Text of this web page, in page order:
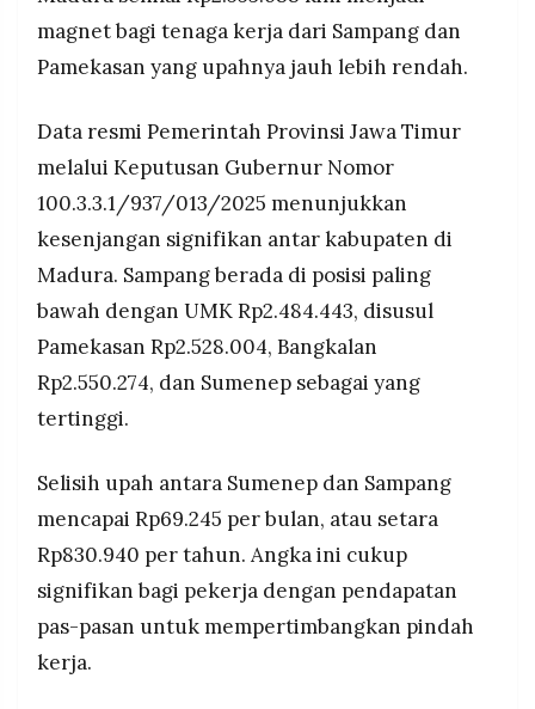
PRAMUDITA
©
Resolusi.co
2026
RESOLUSI
PRAMUDITA
agresif tarik investasi dan kembangkan sektor
unggulan agar bisa bersaing menawarkan upah
kompetitif.
magnet bagi tenaga kerja dari Sampang dan
Pamekasan yang upahnya jauh lebih rendah.
Data resmi Pemerintah Provinsi Jawa Timur
melalui Keputusan Gubernur Nomor
100.3.3.1/937/013/2025 menunjukkan
kesenjangan signifikan antar kabupaten di
Madura. Sampang berada di posisi paling
bawah dengan UMK Rp2.484.443, disusul
Pamekasan Rp2.528.004, Bangkalan
Rp2.550.274, dan Sumenep sebagai yang
tertinggi.
Selisih upah antara Sumenep dan Sampang
mencapai Rp69.245 per bulan, atau setara
Rp830.940 per tahun. Angka ini cukup
signifikan bagi pekerja dengan pendapatan
pas-pasan untuk mempertimbangkan pindah
kerja.